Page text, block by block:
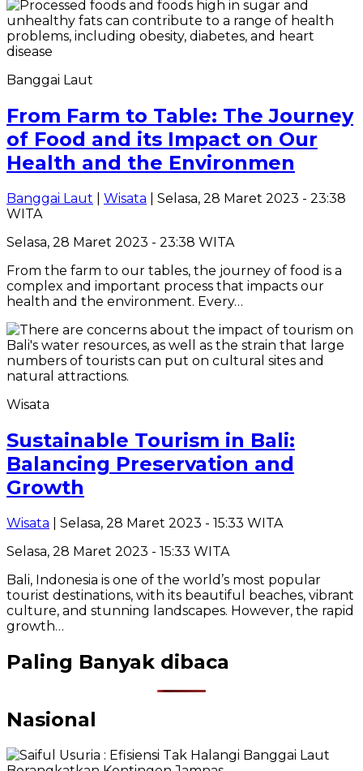
Banggai Laut
From Farm to Table: The Journey
of Food and its Impact on Our
Health and the Environmen
Banggai Laut Wisata | Selasa, 28 Maret 2023 - 23:38
WITA
Selasa, 28 Maret 2023 - 23:38 WITA
From the farm to our tables, the journey of food is a
complex and important process that impacts our
health and the environment. Every…
Wisata
Sustainable Tourism in Bali:
Balancing Preservation and
Growth
Wisata | Selasa, 28 Maret 2023 - 15:33 WITA
Selasa, 28 Maret 2023 - 15:33 WITA
Bali, Indonesia is one of the world’s most popular
tourist destinations, with its beautiful beaches, vibrant
culture, and stunning landscapes. However, the rapid
growth…
Paling Banyak dibaca
Nasional